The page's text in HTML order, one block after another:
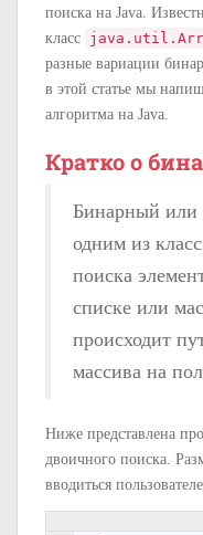
поиска на Java.
класс
разные вариации
в этой статье мы
алгоритма на Java.
Кратко о
Бинарный или
одним из
поиска
списке или
происходит
массива на
Ниже представлена
двоичного поиска.
вводиться